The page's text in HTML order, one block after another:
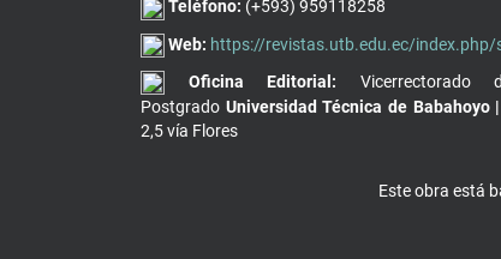
Teléfono: (+593) 959118258
Web: https://revistas.utb.edu.ec/index.php/
Oficina Editorial:
Postgrado Universidad Técnica de Babahoyo |
2,5 vía Flores
Este obra está